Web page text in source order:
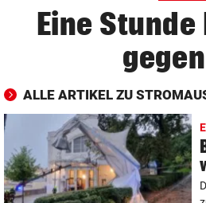
Eine
ALLE ARTIKEL ZU